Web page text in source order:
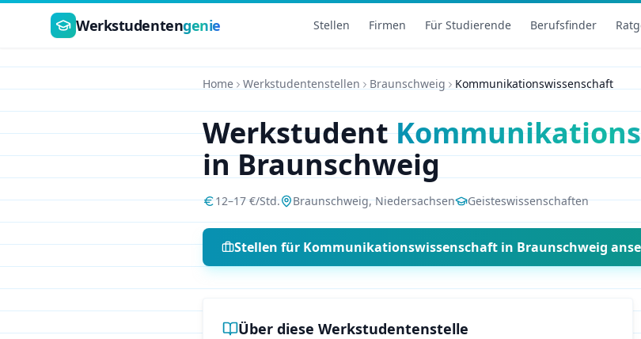
Zum Hauptinhalt springen
Werkstudentengenie Stellen Firmen Für Studierende Berufsfinder
Home Werkstudentenstellen Braunschweig Kommunikationswissenschaft
Werkstudent
inBraunschweig
12–17€/Std. Braunschweig,Niedersachsen Geisteswissenschaften
Stellen für Kommunikationswissenschaft in Braunschweig
Über diese Werkstudentenstelle